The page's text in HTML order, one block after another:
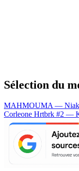
Sélection du
MAHMOUMA —
Corleone Hrtbrk #2 —